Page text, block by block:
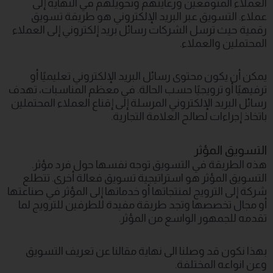
العملاء المتوقعين ورعايتهم وتحويلهم في النهاية إلى
عملاء. التسويق عبر البريد الإلكتروني هو طريقة تسويق
رقمية حيث ترسل الشركات رسائل بريد إلكتروني إلى العملاء
المحتملين والعملاء.
يمكن أن يكون محتوى رسائل البريد الإلكتروني تعليميًا أو
ترفيهيًا أو ترويجيًا حسب الحالة. في معظم المناسبات، تهدف
رسائل البريد الإلكتروني المرسلة إلى إقناع العملاء المحتملين
باتخاذ إجراءات لصالح العلامة التجارية.
التسويق المؤثر
هذه الطريقة في التسويق توجه نفسها حول فرد مؤثر.
التسويق المؤثر هو استراتيجية تسويق فعالة أخرى. تتطلع
شركة إلى الترويج لمنتجاتها أو خدماتها إلى المؤثر في صناعتها
أو مجال تخصصها وتجد طريقة مفيدة للطرفين للترويج لما
تقدمه للجمهور الواسع من المؤثر.
بهذا نكون قد وصلنا الى نهاية مقالنا عن تعريف التسويق
وعن انواعه المختلفة.